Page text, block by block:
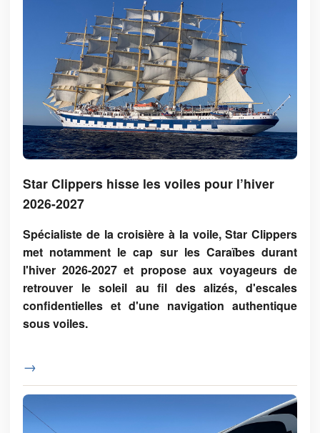
Star Clippers hisse les voiles pour l’hiver
2026-2027
Spécialiste de la croisière à la voile, Star Clippers
met notamment le cap sur les Caraïbes durant
l'hiver 2026-2027 et propose aux voyageurs de
retrouver le soleil au fil des alizés, d'escales
confidentielles et d'une navigation authentique
sous voiles.
→